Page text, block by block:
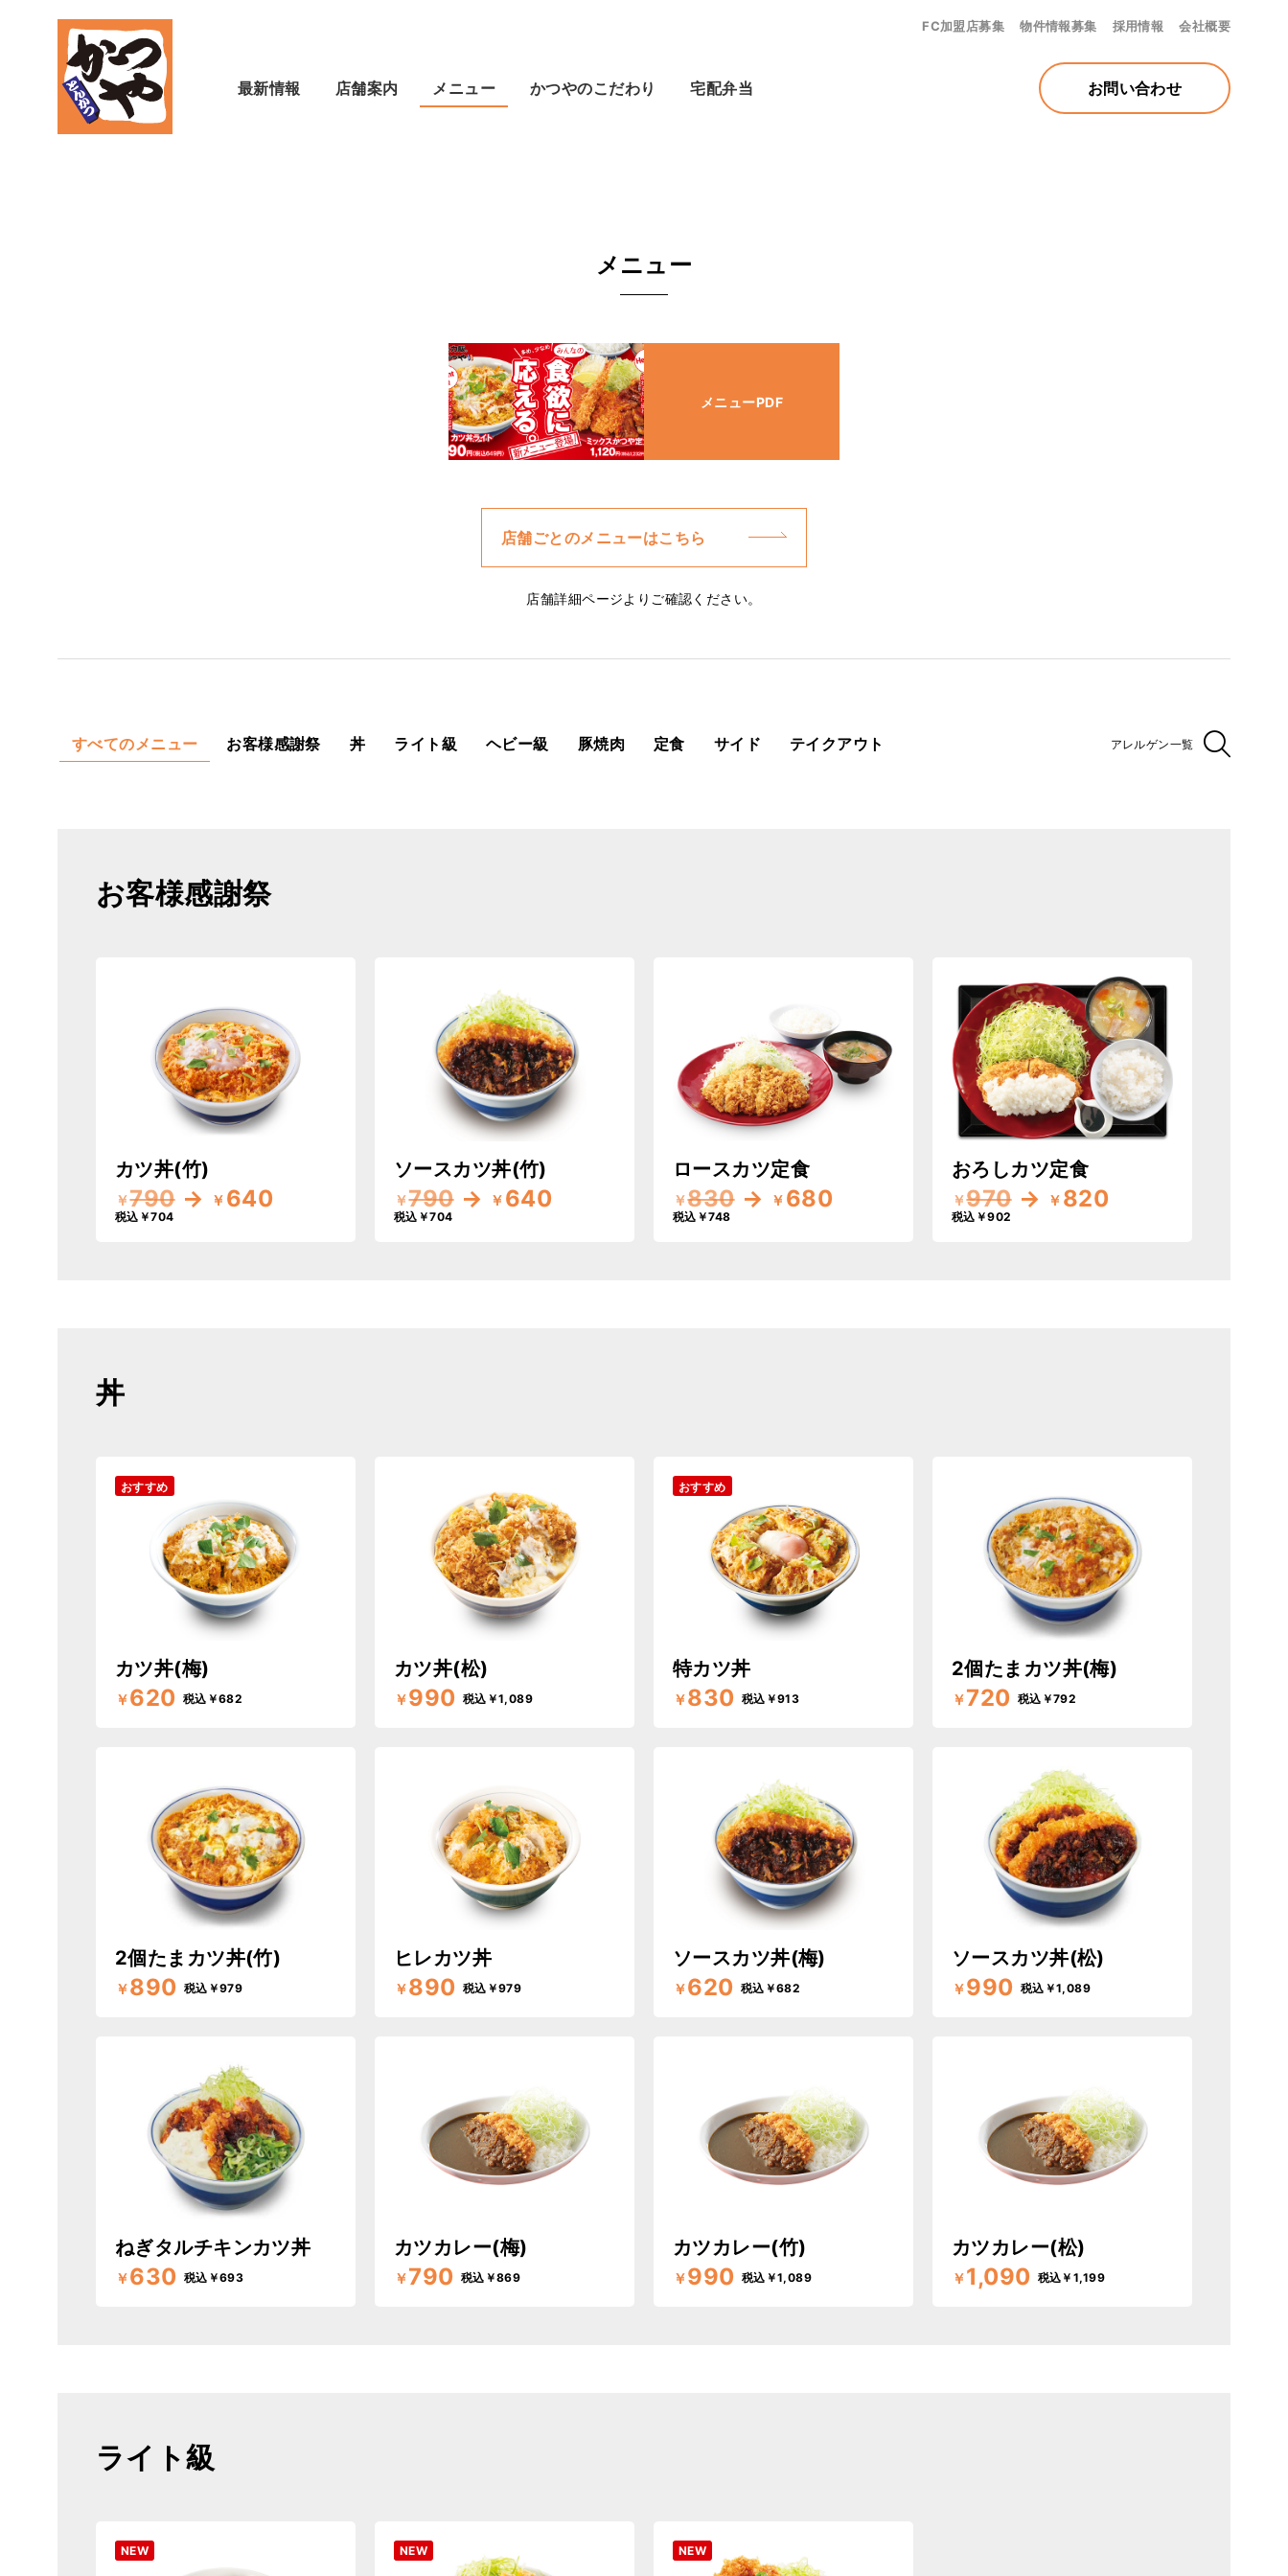
最新情報 店舗案内 メニュー かつやのこだわり 宅配弁当
FC加盟店募集 物件情報募集 採用情報 会社概要
お問い合わせ
メニュー
メニューPDF
店舗ごとのメニューはこちら
店舗詳細ページよりご確認ください。
アレルゲン一覧
すべてのメニュー お客様感謝祭 丼 ライト級 ヘビー級 豚焼肉 定食 サイド テイクアウト
お客様感謝祭
カツ丼(竹)
￥790 → ￥ 640
税込￥704
ソースカツ丼(竹)
￥790 → ￥ 640
税込￥704
ロースカツ定食
￥830 → ￥ 680
税込￥748
おろしカツ定食
￥970 → ￥ 820
税込￥902
丼
おすすめ
カツ丼(梅)
￥620 税込￥682
カツ丼(松)
￥990 税込￥1,089
おすすめ
特カツ丼
￥830 税込￥913
2個たまカツ丼(梅)
￥720 税込￥792
2個たまカツ丼(竹)
￥890 税込￥979
ヒレカツ丼
￥890 税込￥979
ソースカツ丼(梅)
￥620 税込￥682
ソースカツ丼(松)
￥990 税込￥1,089
ねぎタルチキンカツ丼
￥630 税込￥693
カツカレー(梅)
￥790 税込￥869
カツカレー(竹)
￥990 税込￥1,089
カツカレー(松)
￥1,090 税込￥1,199
ライト級
NEW NEW NEW